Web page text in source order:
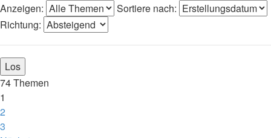
Anzeigen:
Sortiere nach:
Richtung:
74 Themen
1
2
3